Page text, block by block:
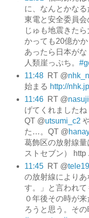
に、なんとかな
東電と安全委員
じゅも地震きた
かっても20億か
あったら日本が
人類崖っぷち。
11:48
RT @
始まる http://
11:46
RT @
げてくれました
QT @utsumi_c2
た…。QT @
葛飾区の放射線
ストセブン） http
11:45
RT @
の放射線により
す。」と言われ
０年後その時が
ろうと思う。その